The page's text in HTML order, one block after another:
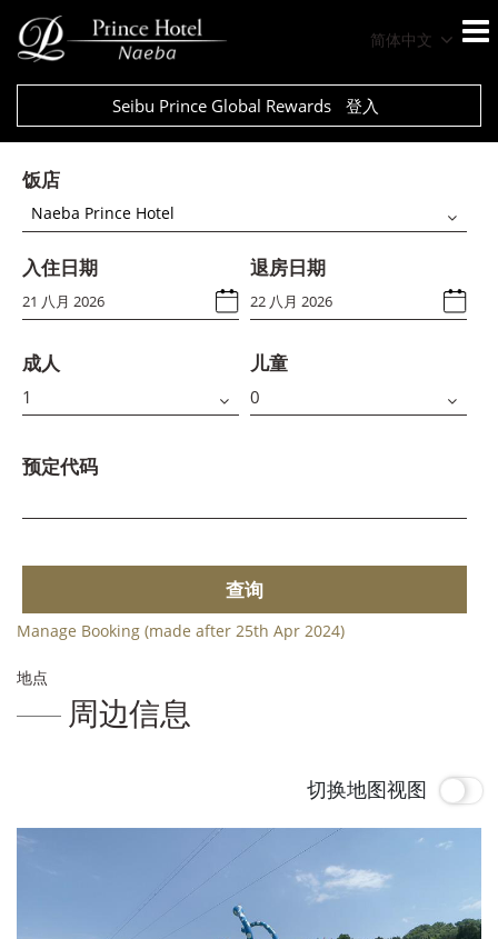
简体中文
Seibu Prince Global Rewards 登入
饭店
Naeba Prince Hotel
入住日期 退房日期
成人 儿童
预定代码
查询
Manage Booking (made after 25th Apr 2024)
地点
周边信息
切换地图视图